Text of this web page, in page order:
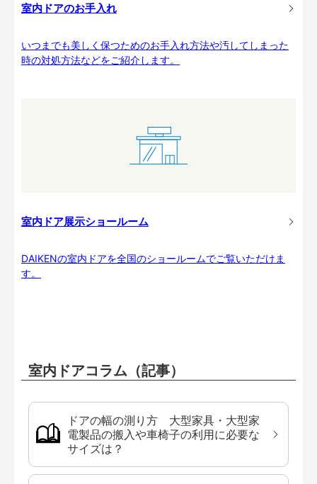
室内ドアのお手入れ
いつまでも美しく保つためのお手入れ方法や汚してしまった
時の対処方法などをご紹介します。
室内ドア展示ショールーム
DAIKENの室内ドアを全国のショールームでご覧いただけま
す。
室内ドアコラム（記事）
ドアの幅の測り方 大型家具・大型家
電製品の搬入や車椅子の利用に必要な
サイズは？